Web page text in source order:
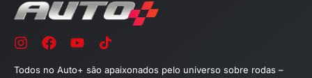
Todos no Auto+ são apaixonados pelo universo sobre rodas –